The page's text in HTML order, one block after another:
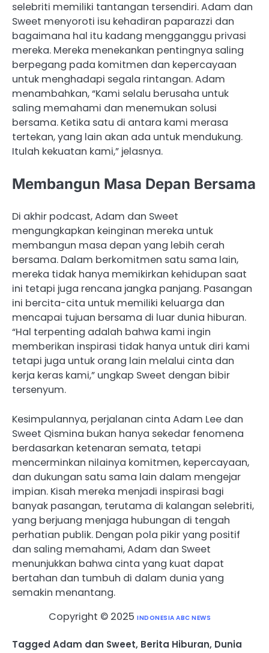
selebriti memiliki tantangan tersendiri. Adam dan
Sweet menyoroti isu kehadiran paparazzi dan
bagaimana hal itu kadang mengganggu privasi
mereka. Mereka menekankan pentingnya saling
berpegang pada komitmen dan kepercayaan
untuk menghadapi segala rintangan. Adam
menambahkan, “Kami selalu berusaha untuk
saling memahami dan menemukan solusi
bersama. Ketika satu di antara kami merasa
tertekan, yang lain akan ada untuk mendukung.
Itulah kekuatan kami,” jelasnya.
Membangun Masa Depan Bersama
Di akhir podcast, Adam dan Sweet
mengungkapkan keinginan mereka untuk
membangun masa depan yang lebih cerah
bersama. Dalam berkomitmen satu sama lain,
mereka tidak hanya memikirkan kehidupan saat
ini tetapi juga rencana jangka panjang. Pasangan
ini bercita-cita untuk memiliki keluarga dan
mencapai tujuan bersama di luar dunia hiburan.
“Hal terpenting adalah bahwa kami ingin
memberikan inspirasi tidak hanya untuk diri kami
tetapi juga untuk orang lain melalui cinta dan
kerja keras kami,” ungkap Sweet dengan bibir
tersenyum.
Kesimpulannya, perjalanan cinta Adam Lee dan
Sweet Qismina bukan hanya sekedar fenomena
berdasarkan ketenaran semata, tetapi
mencerminkan nilainya komitmen, kepercayaan,
dan dukungan satu sama lain dalam mengejar
impian. Kisah mereka menjadi inspirasi bagi
banyak pasangan, terutama di kalangan selebriti,
yang berjuang menjaga hubungan di tengah
perhatian publik. Dengan pola pikir yang positif
dan saling memahami, Adam dan Sweet
menunjukkan bahwa cinta yang kuat dapat
bertahan dan tumbuh di dalam dunia yang
semakin menantang.
Copyright © 2025 INDONESIA ABC NEWS
Tagged Adam dan Sweet, Berita Hiburan, Dunia